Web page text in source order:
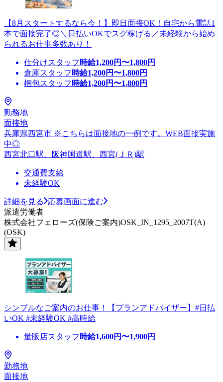
【8月スタートするなら今！】即日面接OK！自宅から電話1
本で面接完了◎＼日払いOKでスグ稼げる／未経験から始め
られるお仕事多数あり！
仕分けスタッフ 時給1,200円〜1,800円
倉庫スタッフ 時給1,200円〜1,800円
梱包スタッフ 時給1,200円〜1,800円
勤務地
面接地
兵庫県西宮市 ※こちらは面接地の一例です。WEB面接実施
中◎
西宮北口駅、阪神国道駅、西宮(ＪＲ)駅
交通費支給
未経験OK
詳細を見る
応募画面に進む
派遣労働者
株式会社フェローズ(保険ご案内)OSK_IN_1295_2007T(A)
(OSK)
シンプルなご案内のお仕事！【プランアドバイザー】#日払
いOK #未経験OK #高時給
量販店スタッフ 時給1,600円〜1,900円
勤務地
面接地